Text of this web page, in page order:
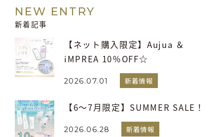
NEW ENTRY
新着記事
【ネット購入限定】Aujua ＆
iMPREA 10％OFF☆
2026.07.01 新着情報
【6～7月限定】SUMMER SALE！
2026.06.28 新着情報